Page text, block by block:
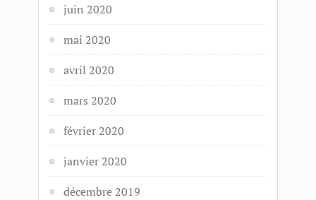
juin 2020
mai 2020
avril 2020
mars 2020
février 2020
janvier 2020
décembre 2019